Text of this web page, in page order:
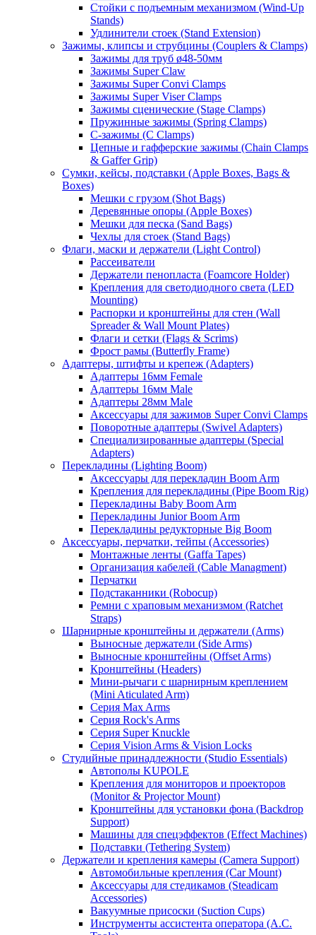
Стойки с подъемным механизмом (Wind-Up
Stands)
Удлинители стоек (Stand Extension)
Зажимы, клипсы и струбцины (Couplers & Clamps)
Зажимы для труб ø48-50мм
Зажимы Super Claw
Зажимы Super Convi Clamps
Зажимы Super Viser Clamps
Зажимы сценические (Stage Clamps)
Пружинные зажимы (Spring Clamps)
С-зажимы (C Clamps)
Цепные и гафферские зажимы (Chain Clamps
& Gaffer Grip)
Сумки, кейсы, подставки (Apple Boxes, Bags &
Boxes)
Мешки с грузом (Shot Bags)
Деревянные опоры (Apple Boxes)
Мешки для песка (Sand Bags)
Чехлы для стоек (Stand Bags)
Флаги, маски и держатели (Light Control)
Рассеиватели
Держатели пенопласта (Foamcore Holder)
Крепления для светодиодного света (LED
Mounting)
Распорки и кронштейны для стен (Wall
Spreader & Wall Mount Plates)
Флаги и сетки (Flags & Scrims)
Фрост рамы (Butterfly Frame)
Адаптеры, штифты и крепеж (Adapters)
Адаптеры 16мм Female
Адаптеры 16мм Male
Адаптеры 28мм Male
Аксессуары для зажимов Super Convi Clamps
Поворотные адаптеры (Swivel Adapters)
Специализированные адаптеры (Special
Adapters)
Перекладины (Lighting Boom)
Аксессуары для перекладин Boom Arm
Крепления для перекладины (Pipe Boom Rig)
Перекладины Baby Boom Arm
Перекладины Junior Boom Arm
Перекладины редукторные Big Boom
Аксессуары, перчатки, тейпы (Accessories)
Монтажные ленты (Gaffa Tapes)
Организация кабелей (Cable Managment)
Перчатки
Подстаканники (Robocup)
Ремни с храповым механизмом (Ratchet
Straps)
Шарнирные кронштейны и держатели (Arms)
Выносные держатели (Side Arms)
Выносные кронштейны (Offset Arms)
Кронштейны (Headers)
Мини-рычаги с шарнирным креплением
(Mini Aticulated Arm)
Серия Max Arms
Серия Rock's Arms
Серия Super Knuckle
Серия Vision Arms & Vision Locks
Студийные принадлежности (Studio Essentials)
Автополы KUPOLE
Крепления для мониторов и проекторов
(Monitor & Projector Mount)
Кронштейны для установки фона (Backdrop
Support)
Машины для спецэффектов (Effect Machines)
Подставки (Tethering System)
Держатели и крепления камеры (Camera Support)
Автомобильные крепления (Car Mount)
Аксессуары для стедикамов (Steadicam
Accessories)
Вакуумные присоски (Suction Cups)
Инструменты ассистента оператора (A.C.